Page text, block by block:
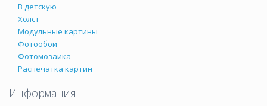
В детскую
Холст
Модульные картины
Фотообои
Фотомозаика
Распечатка картин
Информация